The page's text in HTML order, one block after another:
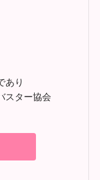
あり
スター協会